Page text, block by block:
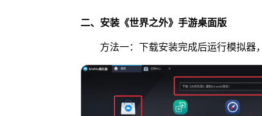
二、安装《世界之外》手游桌面版
方法一：下载安装完成后运行模拟器，